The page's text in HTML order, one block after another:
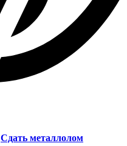
Сдать металлолом